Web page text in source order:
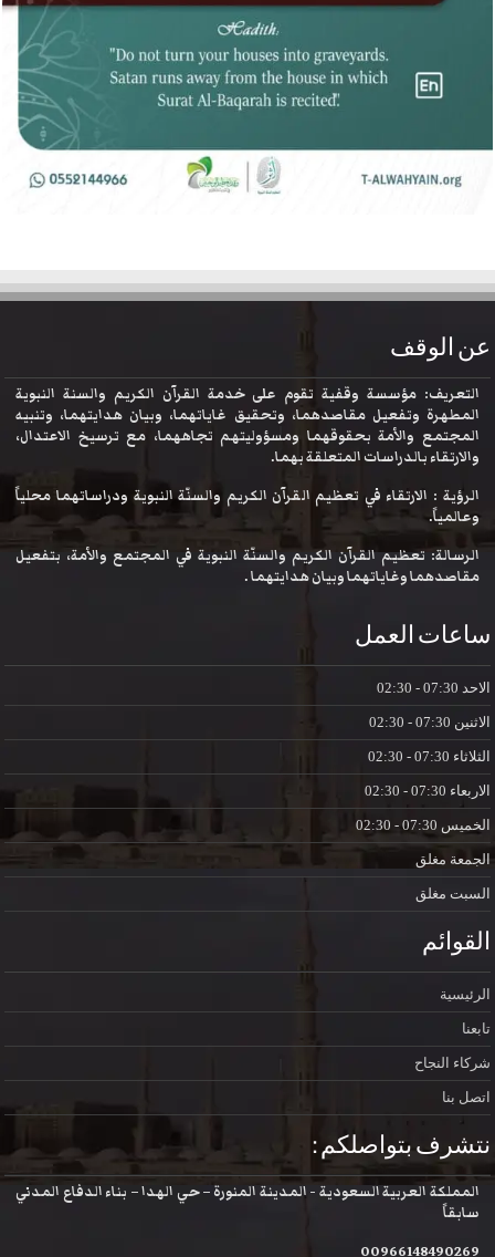
عن الوقف
التعريف: مؤسسة وقفية تقوم على خدمة القرآن الكريم والسنة النبوية
المطهرة وتفعيل مقاصدهما، وتحقيق غاياتهما، وبيان هدايتهما، وتنبيه
المجتمع والأمة بحقوقهما ومسؤوليتهم تجاههما، مع ترسيخ الاعتدال،
والارتقاء بالدراسات المتعلقة بهما.
الرؤية : الارتقاء في تعظيم القرآن الكريم والسنّة النبوية ودراساتهما محلياً
وعالمياً.
الرسالة: تعظيم القرآن الكريم والسنّة النبوية في المجتمع والأمة، بتفعيل
مقاصدهما وغاياتهما وبيان هدايتهما .
ساعات العمل
الاحد
الاثنين
الثلاثاء
الاربعاء
الخميس
الجمعة مغلق
السبت مغلق
القوائم
الرئيسية
تابعنا
شركاء النجاح
اتصل بنا
نتشرف بتواصلكم :
المملكة العربية السعودية - المدينة المنورة – حي الهدا – بناء الدفاع المدني
سابقاً
00966148490269